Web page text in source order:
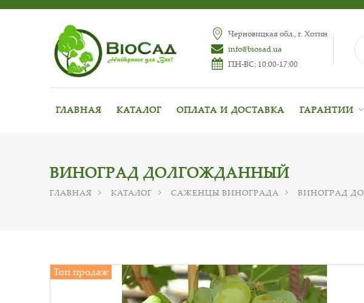
Черновицкая обл., г. Хотин
info@biosad.ua
ПН-ВС: 10:00-17:00
ГЛАВНАЯ КАТАЛОГ ОПЛАТА И ДОСТАВКА ГАРАНТИИ
ВИНОГРАД ДОЛГОЖДАННЫЙ
ГЛАВНАЯ КАТАЛОГ САЖЕНЦЫ ВИНОГРАДА ВИНОГРАД
Топ продаж